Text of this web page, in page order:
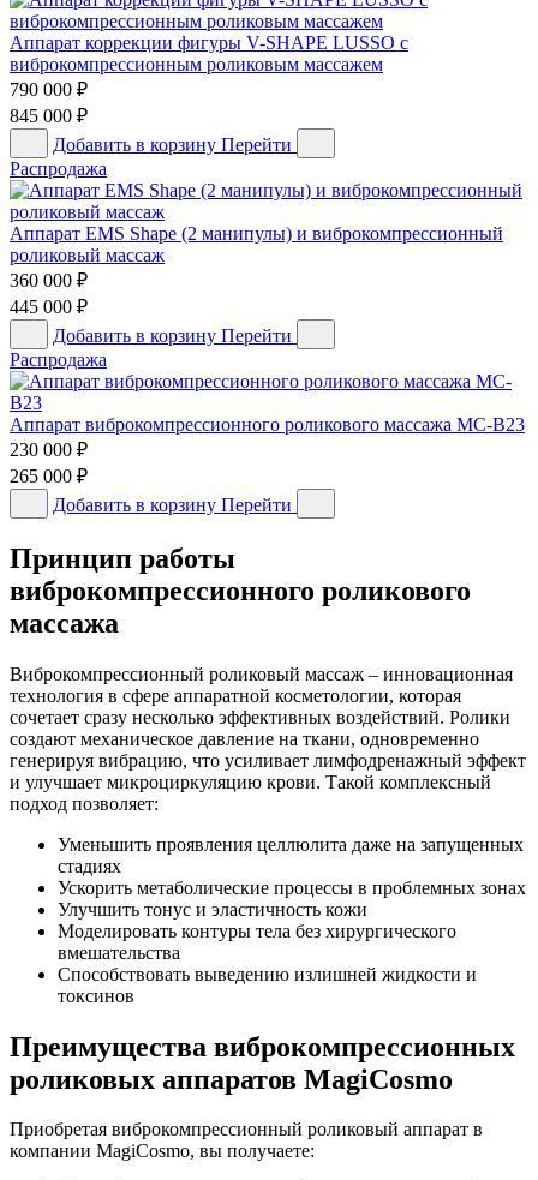
Аппарат коррекции фигуры V-SHAPE LUSSO с
виброкомпрессионным роликовым массажем
790 000 ₽
845 000 ₽
Добавить в корзину Перейти
Распродажа
Аппарат EMS Shape (2 манипулы) и виброкомпрессионный
роликовый массаж
360 000 ₽
445 000 ₽
Добавить в корзину Перейти
Распродажа
Аппарат виброкомпрессионного роликового массажа MC-B23
230 000 ₽
265 000 ₽
Добавить в корзину Перейти
Принцип работы
виброкомпрессионного роликового
массажа
Виброкомпрессионный роликовый массаж – инновационная
технология в сфере аппаратной косметологии, которая
сочетает сразу несколько эффективных воздействий. Ролики
создают механическое давление на ткани, одновременно
генерируя вибрацию, что усиливает лимфодренажный эффект
и улучшает микроциркуляцию крови. Такой комплексный
подход позволяет:
Уменьшить проявления целлюлита даже на запущенных
стадиях
Ускорить метаболические процессы в проблемных зонах
Улучшить тонус и эластичность кожи
Моделировать контуры тела без хирургического
вмешательства
Способствовать выведению излишней жидкости и
токсинов
Преимущества виброкомпрессионных
роликовых аппаратов MagiCosmo
Приобретая виброкомпрессионный роликовый аппарат в
компании MagiCosmo, вы получаете: